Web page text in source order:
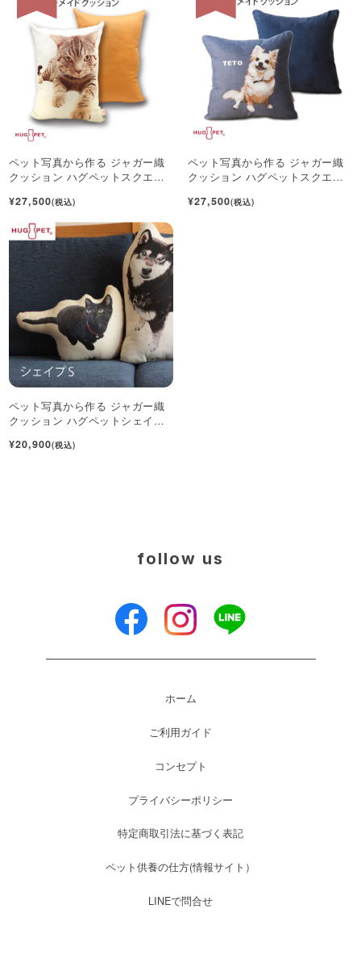
ペット写真から作る ジャガー織
クッション ハグペットスクエア
¥27,500(税込)
ペット写真から作る ジャガー織
クッション ハグペットスクエア
¥27,500(税込)
ペット写真から作る ジャガー織
クッション ハグペットシェイプ
¥20,900(税込)
follow us
ホーム
ご利用ガイド
コンセプト
プライバシーポリシー
特定商取引法に基づく表記
ペット供養の仕方(情報サイト）
LINEで問合せ